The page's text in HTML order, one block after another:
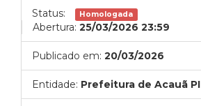
Status: Homologada
Abertura: 25/03/2026 23:59
Publicado em: 20/03/2026
Entidade: Prefeitura de Acauã PI